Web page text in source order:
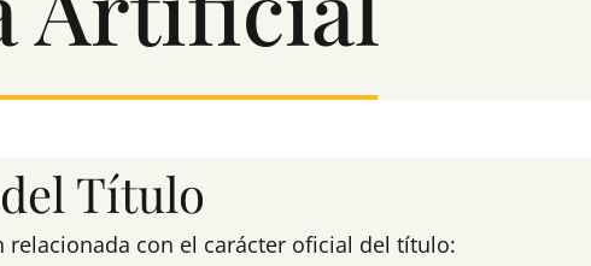
Título
con el carácter oficial del título: